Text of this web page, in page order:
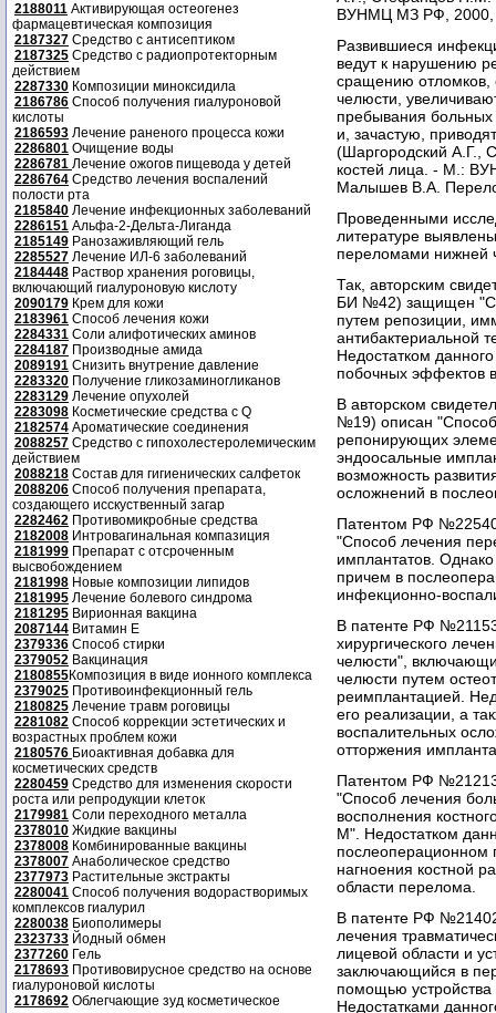
2188011 Активирующая остеогенез
фармацевтическая композиция
2187327 Средство с антисептиком
2187325 Средство с радиопротекторным
действием
2287330 Композиции миноксидила
2186786 Способ получения гиалуроновой
кислоты
2186593 Лечение раненого процесса кожи
2286801 Очищение воды
2286781 Лечение ожогов пищевода у детей
2286764 Средство лечения воспалений
полости рта
2185840 Лечение инфекционных заболеваний
2286151 Альфа-2-Дельта-Лиганда
2185149 Ранозаживляющий гель
2285527 Лечение ИЛ-6 заболеваний
2184448 Раствор хранения роговицы,
включающий гиалуроновую кислоту
2090179 Крем для кожи
2183961 Способ лечения кожи
2284331 Соли алифотических аминов
2284187 Производные амида
2089191 Снизить внутрение давление
2283320 Получение гликозаминогликанов
2283129 Лечение опухолей
2283098 Косметические средства с Q
2182574 Ароматические соединения
2088257 Средство с гипохолестеролемическим
действием
2088218 Состав для гигиенических салфеток
2088206 Способ получения препарата,
создающего исскуственный загар
2282462 Противомикробные средства
2182008 Интровагинальная компазиция
2181999 Препарат с отсроченным
высвобождением
2181998 Новые композиции липидов
2181995 Лечение болевого синдрома
2181295 Вирионная вакцина
2087144 Витамин Е
2379336 Способ стирки
2379052 Вакцинация
2180855Композиция в виде ионного комплекса
2379025 Противоинфекционный гель
2180825 Лечение травм роговицы
2281082 Способ коррекции эстетических и
возрастных проблем кожи
2180576 Биоактивная добавка для
косметических средств
2280459 Средство для изменения скорости
роста или репродукции клеток
2179981 Соли переходного металла
2378010 Жидкие вакцины
2378008 Комбинированные вакцины
2378007 Анаболическое средство
2377973 Растительные экстракты
2280041 Способ получения водорастворимых
комплексов гиалурил
2280038 Биополимеры
2323733 Йодный обмен
2377260 Гель
2178693 Противовирусное средство на основе
гиалуроновой кислоты
2178692 Облегчающие зуд косметическое
ВУНМЦ МЗ РФ, 2000,
Развившиеся
ведут к нарушению
сращению отломков,
челюсти,
пребывания больных
и, зачастую,
(Шаргородский А.Г.,
костей лица. - М.:
Малышев В.А.
Проведенными
литературе
переломами нижней
Так, авторским
БИ №42) защищен
путем репозиции,
антибактериальной
Недостатком
побочных эффектов
В авторском
№19) описан
репонирующих
эндоосальные
возможность
осложнений в
Патентом РФ
"Способ лечения
имплантатов.
причем в
инфекционно-
В патенте РФ
хирургического
челюсти",
челюсти путем
реимплантацией.
его реализации, а
воспалительных
отторжения
Патентом РФ
"Способ лечения
восполнения
М". Недостатком
послеоперационном
нагноения костной
области перелома.
В патенте РФ
лечения
лицевой области и
заключающийся в
помощью устройства
Недостатками